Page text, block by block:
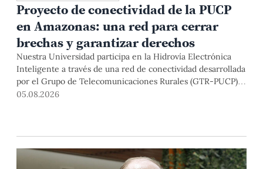
Proyecto de conectividad de la PUCP
en Amazonas: una red para cerrar
brechas y garantizar derechos
Nuestra Universidad participa en la Hidrovía Electrónica
Inteligente a través de una red de conectividad desarrollada
por el Grupo de Telecomunicaciones Rurales (GTR-PUCP)
desde el 2018. En esta nota repasamos cómo ha sido el
05.08.2026